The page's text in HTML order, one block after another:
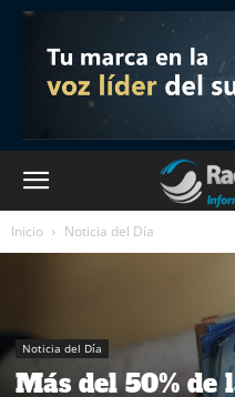
Inicio Noticia del Día
Noticia del Día
Más del 50% de